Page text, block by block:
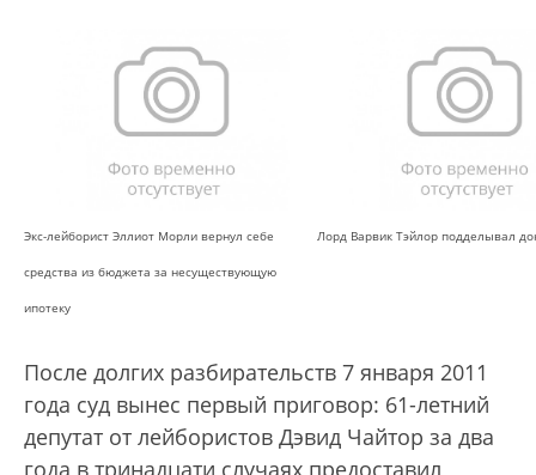
Экс-лейборист Эллиот Морли вернул себе
средства из бюджета за несуществующую
ипотеку
Лорд Варвик Тэйлор подделывал
После долгих разбирательств 7 января 2011
года суд вынес первый приговор: 61-летний
депутат от лейбористов Дэвид Чайтор за два